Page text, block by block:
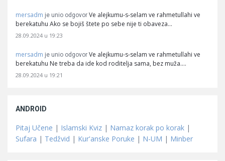
mersadm je unio odgovor Ve alejkumu-s-selam ve rahmetullahi ve
berekatuhu Ako se bojiš štete po sebe nije ti obaveza…
28.09.2024 u 19:23
mersadm je unio odgovor Ve alejkumu-s-selam ve rahmetullahi ve
berekatuhu Ne treba da ide kod roditelja sama, bez muža.…
28.09.2024 u 19:21
ANDROID
Pitaj Učene | Islamski Kviz | Namaz korak po korak |
Sufara | Tedžvid | Kur'anske Poruke | N-UM | Minber